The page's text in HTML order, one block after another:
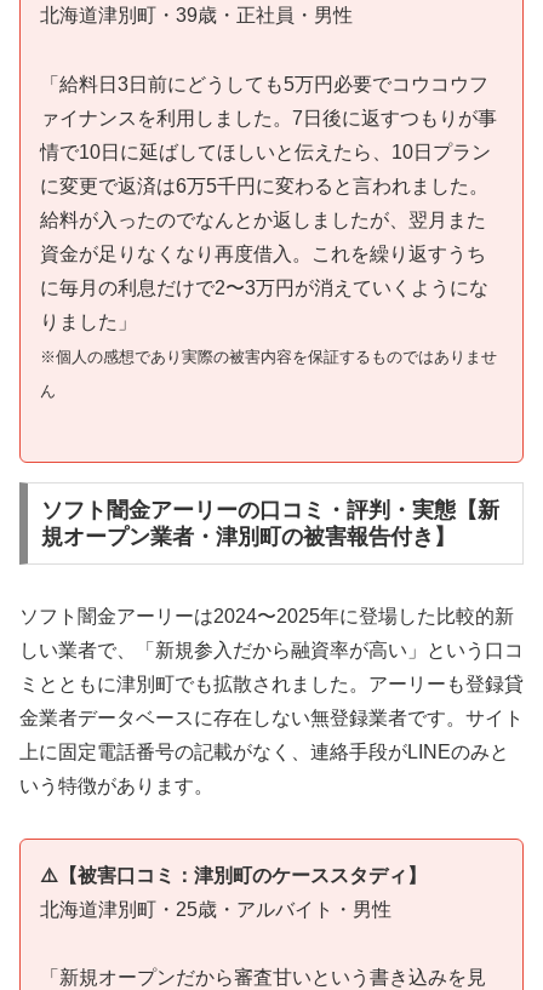
北海道津別町・39歳・正社員・男性
「給料日3日前にどうしても5万円必要でコウコウフ
ァイナンスを利用しました。7日後に返すつもりが事
情で10日に延ばしてほしいと伝えたら、10日プラン
に変更で返済は6万5千円に変わると言われました。
給料が入ったのでなんとか返しましたが、翌月また
資金が足りなくなり再度借入。これを繰り返すうち
に毎月の利息だけで2〜3万円が消えていくようにな
りました」
※個人の感想であり実際の被害内容を保証するものではありませ
ん
ソフト闇金アーリーの口コミ・評判・実態【新
規オープン業者・津別町の被害報告付き】
ソフト闇金アーリーは2024〜2025年に登場した比較的新
しい業者で、「新規参入だから融資率が高い」という口コ
ミとともに津別町でも拡散されました。アーリーも登録貸
金業者データベースに存在しない無登録業者です。サイト
上に固定電話番号の記載がなく、連絡手段がLINEのみと
いう特徴があります。
⚠️【被害口コミ：津別町のケーススタディ】
北海道津別町・25歳・アルバイト・男性
「新規オープンだから審査甘いという書き込みを見